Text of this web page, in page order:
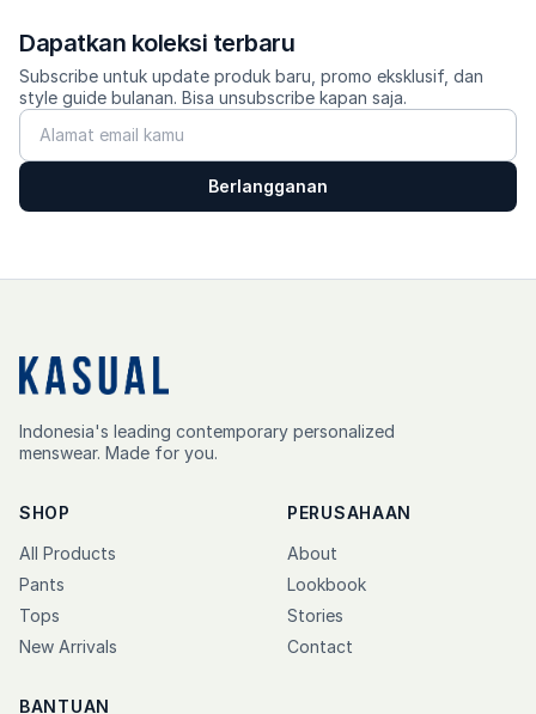
Dapatkan koleksi terbaru
Subscribe untuk update produk baru, promo eksklusif, dan
style guide bulanan. Bisa unsubscribe kapan saja.
Berlangganan
Indonesia's leading contemporary personalized
menswear. Made for you.
SHOP
All Products
Pants
Tops
New Arrivals
PERUSAHAAN
About
Lookbook
Stories
Contact
BANTUAN